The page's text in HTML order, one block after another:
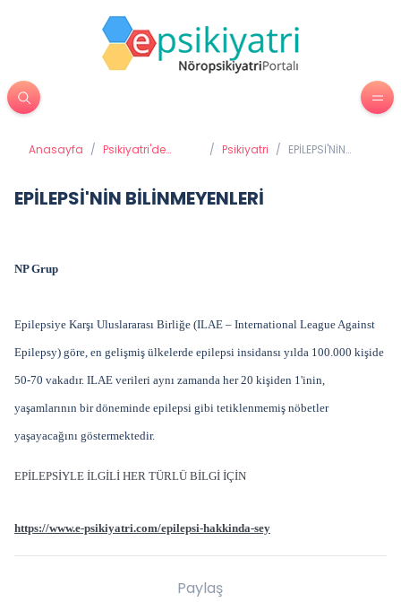
Anasayfa / Psikiyatri'de
/ Psikiyatri / EPİLEPSİ'NİN
EPİLEPSİ'NİN BİLİNMEYENLERİ
NP Grup
Epilepsiye Karşı Uluslararası Birliğe (ILAE – International League Against
Epilepsy) göre, en gelişmiş ülkelerde epilepsi insidansı yılda 100.000 kişide
50-70 vakadır. ILAE verileri aynı zamanda her 20 kişiden 1'inin,
yaşamlarının bir döneminde epilepsi gibi tetiklenmemiş nöbetler
yaşayacağını göstermektedir.
EPİLEPSİYLE İLGİLİ HER TÜRLÜ BİLGİ İÇİN
https://www.e-psikiyatri.com/epilepsi-hakkinda-sey
Paylaş